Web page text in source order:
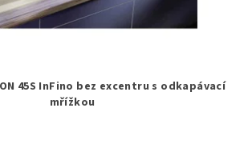
45S InFino bez excentru s odkapávací
mřížkou